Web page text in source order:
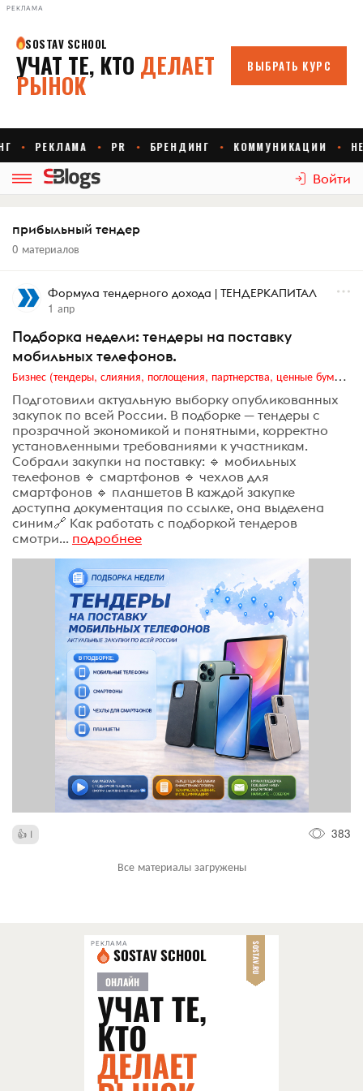
РЕКЛАМА
Войти
прибыльный тендер
0 материалов
Формула тендерного дохода | ТЕНДЕРКАПИТАЛ
1 апр
Подборка недели: тендеры на поставку
мобильных телефонов.
Бизнес (тендеры, слияния, поглощения, партнерства, ценные бумаги, акционеры, финансы и отчетность)
Подготовили актуальную выборку опубликованных
закупок по всей России. В подборке — тендеры с
прозрачной экономикой и понятными, корректно
установленными требованиями к участникам.
Собрали закупки на поставку: 🔹 мобильных
телефонов 🔹 смартфонов 🔹 чехлов для
смартфонов 🔹 планшетов В каждой закупке
доступна документация по ссылке, она выделена
синим🔗 Как работать с подборкой тендеров
смотри... подробнее
1 383
Все материалы загружены
РЕКЛАМА